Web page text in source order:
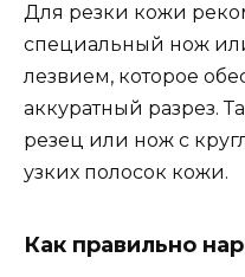
Для резки кожи
специальный нож
лезвием, которое
аккуратный разрез.
резец или нож с
узких полосок кожи.
Как правильно